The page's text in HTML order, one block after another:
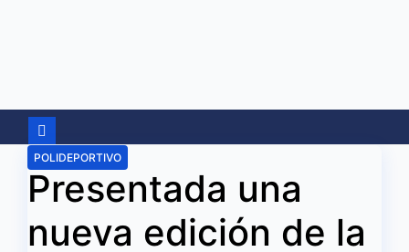
POLIDEPORTIVO
Presentada una
nueva edición de la